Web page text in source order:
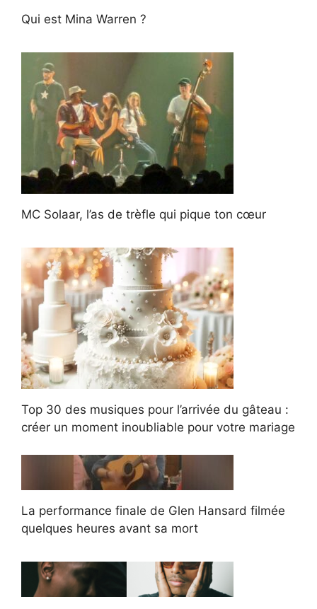
Qui est Mina Warren ?
MC Solaar, l’as de trèfle qui pique ton cœur
Top 30 des musiques pour l’arrivée du gâteau :
créer un moment inoubliable pour votre mariage
La performance finale de Glen Hansard filmée
quelques heures avant sa mort